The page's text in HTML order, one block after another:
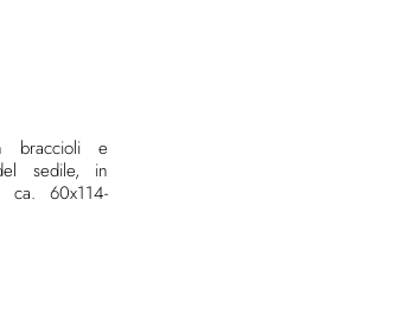
braccioli e
sedile, in
ca. 60x114-